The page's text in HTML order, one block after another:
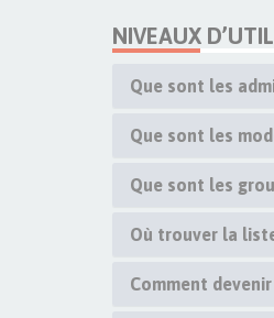
NIVEAUX
Que sont les
Que sont les
Que sont les
Où trouver la
Comment